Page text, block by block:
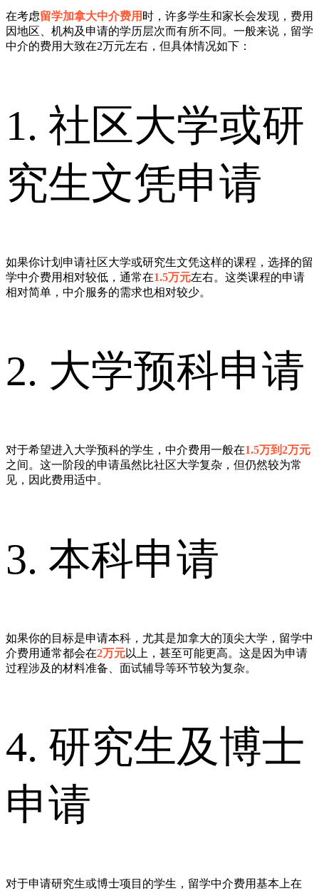
在考虑留学加拿大中介费用 时，许多学生和家长会发现，费用
因地区、机构及申请的学历层次而有所不同。一般来说，留学
中介的费用大致在2万元左右，但具体情况如下：
1. 社区大学或研
究生文凭申请
如果你计划申请社区大学或研究生文凭这样的课程，选择的留
学中介费用相对较低，通常在1.5万元左右。这类课程的申请
相对简单，中介服务的需求也相对较少。
2. 大学预科申请
对于希望进入大学预科的学生，中介费用一般在1.5万到2万元
之间。这一阶段的申请虽然比社区大学复杂，但仍然较为常
见，因此费用适中。
3. 本科申请
如果你的目标是申请本科，尤其是加拿大的顶尖大学，留学中
介费用通常都会在2万元以上，甚至可能更高。这是因为申请
过程涉及的材料准备、面试辅导等环节较为复杂。
4. 研究生及博士
申请
对于申请研究生或博士项目的学生，留学中介费用基本上在